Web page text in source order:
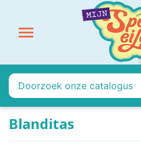

Blanditas